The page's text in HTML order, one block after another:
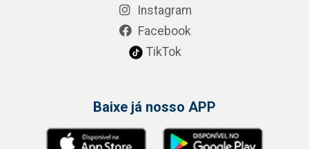
Instagram
Facebook
TikTok
Baixe já nosso APP